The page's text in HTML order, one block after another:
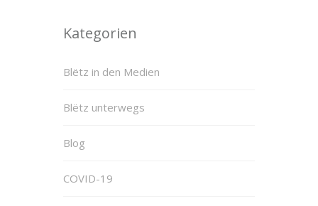
Kategorien
Blëtz in den Medien
Blëtz unterwegs
Blog
COVID-19